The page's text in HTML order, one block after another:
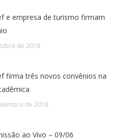
e empresa de turismo firmam
de 2018
firma três novos convênios na
de 2018
ao Vivo – 09/06